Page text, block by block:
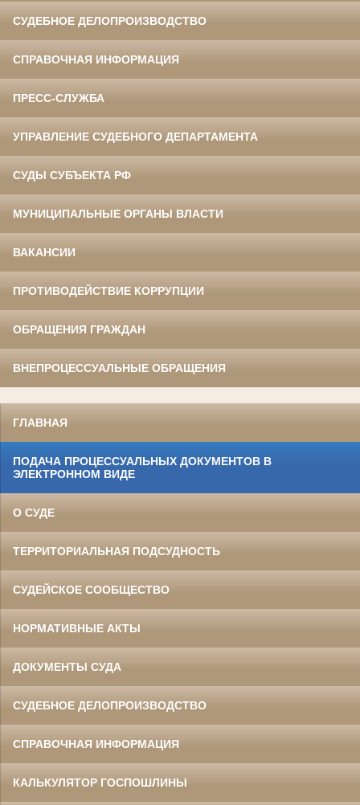
СУДЕБНОЕ ДЕЛОПРОИЗВОДСТВО
СПРАВОЧНАЯ ИНФОРМАЦИЯ
ПРЕСС-СЛУЖБА
УПРАВЛЕНИЕ СУДЕБНОГО ДЕПАРТАМЕНТА
СУДЫ СУБЪЕКТА РФ
МУНИЦИПАЛЬНЫЕ ОРГАНЫ ВЛАСТИ
ВАКАНСИИ
ПРОТИВОДЕЙСТВИЕ КОРРУПЦИИ
ОБРАЩЕНИЯ ГРАЖДАН
ВНЕПРОЦЕССУАЛЬНЫЕ ОБРАЩЕНИЯ
ГЛАВНАЯ
ПОДАЧА ПРОЦЕССУАЛЬНЫХ ДОКУМЕНТОВ В
ЭЛЕКТРОННОМ ВИДЕ
О СУДЕ
ТЕРРИТОРИАЛЬНАЯ ПОДСУДНОСТЬ
СУДЕЙСКОЕ СООБЩЕСТВО
НОРМАТИВНЫЕ АКТЫ
ДОКУМЕНТЫ СУДА
СУДЕБНОЕ ДЕЛОПРОИЗВОДСТВО
СПРАВОЧНАЯ ИНФОРМАЦИЯ
КАЛЬКУЛЯТОР ГОСПОШЛИНЫ